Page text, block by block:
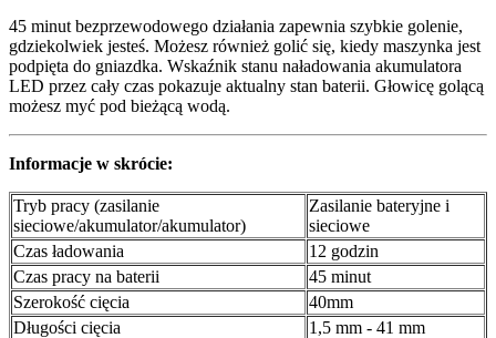
45 minut bezprzewodowego działania zapewnia szybkie golenie,
gdziekolwiek jesteś. Możesz również golić się, kiedy maszynka jest
podpięta do gniazdka. Wskaźnik stanu naładowania akumulatora
LED przez cały czas pokazuje aktualny stan baterii. Głowicę golącą
możesz myć pod bieżącą wodą.
Informacje w skrócie:
Tryb pracy (zasilanie
sieciowe/akumulator/akumulator)
Zasilanie bateryjne i
sieciowe
Czas ładowania
12 godzin
Czas pracy na baterii
45 minut
Szerokość cięcia
40mm
Długości cięcia
1,5 mm - 41 mm